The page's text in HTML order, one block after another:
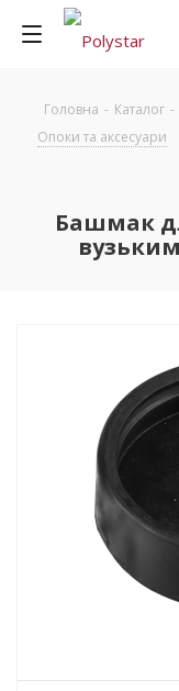
Головна - Каталог -
Опоки та аксесуари
Башмак